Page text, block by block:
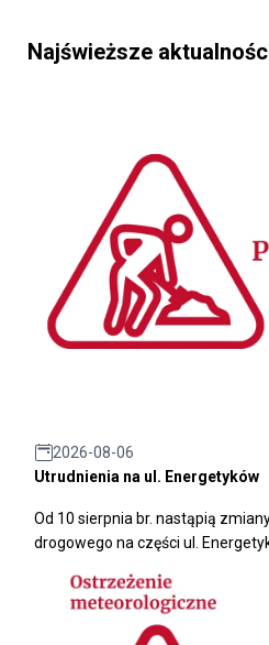
Najświeższe
2026-08-06
Utrudnienia na ul. Energetyków
Od 10 sierpnia br. nastąpią
drogowego na części ul.